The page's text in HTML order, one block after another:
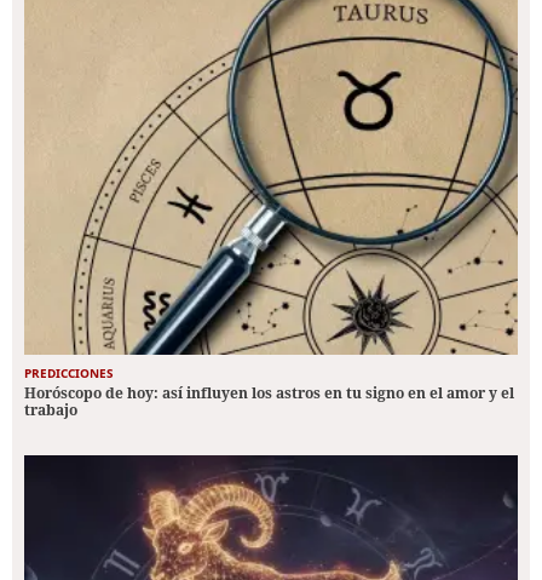
PREDICCIONES
Horóscopo de hoy: así influyen los astros en tu signo en el amor y el
trabajo